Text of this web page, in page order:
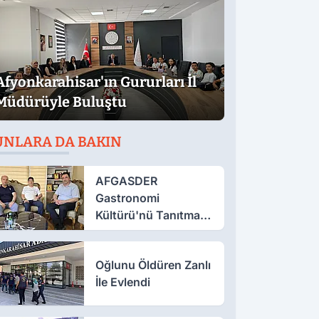
Gururları İl
Buluştu
DA BAKIN
AFGASDER
Gastronomi
Kültürü'nü Tanıtmak
İçin Çalışıyor
Oğlunu Öldüren Zanlı
İle Evlendi